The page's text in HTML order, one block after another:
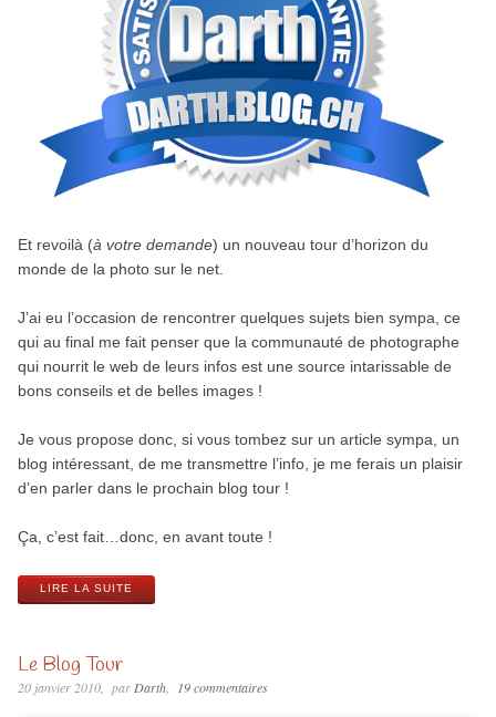
Et revoilà (à votre demande) un nouveau tour d’horizon du
monde de la photo sur le net.
J’ai eu l’occasion de rencontrer quelques sujets bien sympa, ce
qui au final me fait penser que la communauté de photographe
qui nourrit le web de leurs infos est une source intarissable de
bons conseils et de belles images !
Je vous propose donc, si vous tombez sur un article sympa, un
blog intéressant, de me transmettre l’info, je me ferais un plaisir
d’en parler dans le prochain blog tour !
Ça, c’est fait…donc, en avant toute !
LIRE LA SUITE
Le Blog Tour
20 janvier 2010 par Darth 19 commentaires